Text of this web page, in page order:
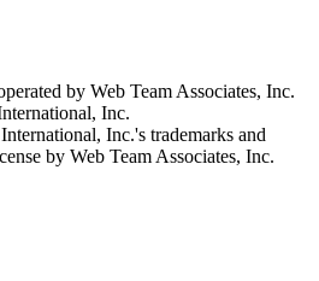
by Web Team Associates, Inc.
Inc.
International, Inc.'s trademarks and
by Web Team Associates, Inc.